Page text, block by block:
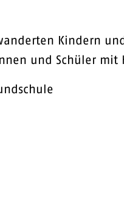
Kindern
und Schüler mit